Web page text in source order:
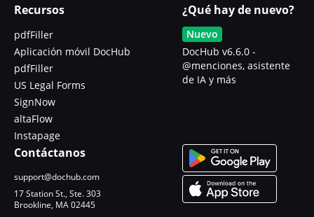
Recursos
pdfFiller
Aplicación móvil DocHub
pdfFiller
US Legal Forms
SignNow
altaFlow
Instapage
¿Qué hay de nuevo?
Nuevo
DocHub v6.6.0 -
@menciones, asistente
de IA y más
Contáctanos
support@dochub.com
17 Station St., Ste. 303
Brookline, MA 02445